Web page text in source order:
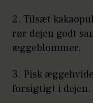
2. Tilsæt
rør dejen godt
æggeblommer.
3. Pisk
forsigtigt i dejen.